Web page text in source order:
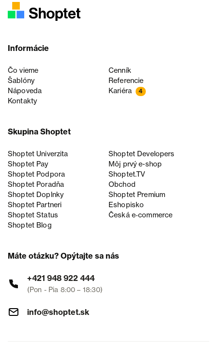
Informácie
Čo vieme
Cenník
Šablóny
Referencie
Nápoveda
Kariéra 4
Kontakty
Skupina Shoptet
Shoptet Univerzita
Shoptet Developers
Shoptet Pay
Môj prvý e-shop
Shoptet Podpora
Shoptet.TV
Shoptet Poradňa
Obchod
Shoptet Doplnky
Shoptet Premium
Shoptet Partneri
Eshopisko
Shoptet Status
Česká e‑commerce
Shoptet Blog
Máte otázku? Opýtajte sa nás
+421 948 922 444
(Pon - Pia 8:00 – 18:30)
info@shoptet.sk